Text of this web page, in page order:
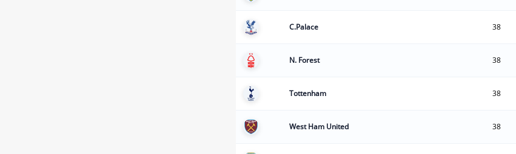
C.Palace 38
N. Forest 38
Tottenham 38
West Ham United 38